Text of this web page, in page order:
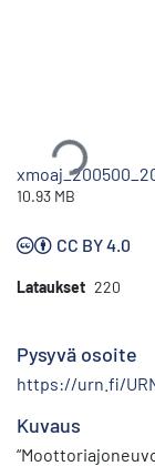
10.93 MB
CC BY 4.0
Lataukset 220
Pysyvä osoite
https://urn.fi/
Kuvaus